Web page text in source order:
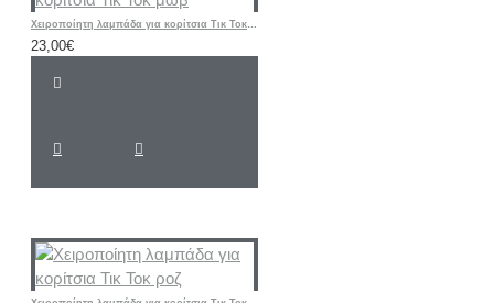
Χειροποίητη λαμπάδα για κορίτσια Τικ Τοκ μωβ
23,00€